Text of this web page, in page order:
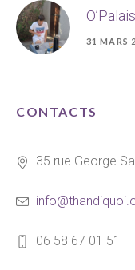
31 MARS
CONTACTS
35 rue George
06 58 67 01 51